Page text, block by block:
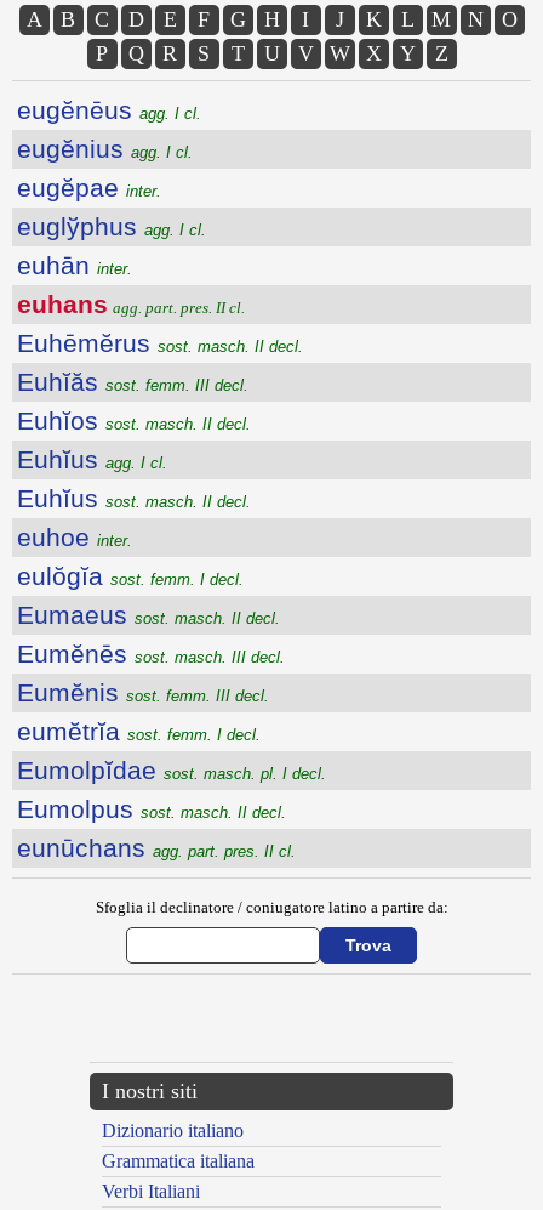
A B C D E F G H I J K L M N
O
P
Q R S T U V W X Y Z
eugĕnēus agg. I cl.
eugĕnius agg. I cl.
eugĕpae inter.
euglўphus agg. I cl.
euhān inter.
euhans agg. part. pres. II cl.
Euhēmĕrus sost. masch. II decl.
Euhĭăs sost. femm. III decl.
Euhĭos sost. masch. II decl.
Euhĭus agg. I cl.
Euhĭus sost. masch. II decl.
euhoe inter.
eulŏgĭa sost. femm. I decl.
Eumaeus sost. masch. II decl.
Eumĕnēs sost. masch. III decl.
Eumĕnis sost. femm. III decl.
eumĕtrĭa sost. femm. I decl.
Eumolpĭdae sost. masch. pl. I decl.
Eumolpus sost. masch. II decl.
eunūchans agg. part. pres. II cl.
Sfoglia il declinatore / coniugatore latino a partire da:
I nostri siti
Dizionario italiano
Grammatica italiana
Verbi Italiani